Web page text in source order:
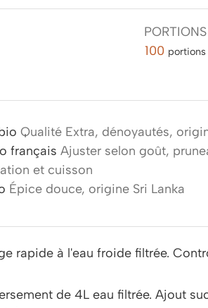
PORTIONS
100 portions
Qualité Extra, dénoyautés,
français Ajuster selon goût,
et cuisson
Épice douce, origine Sri Lanka
rapide à l'eau froide filtrée.
de 4L eau filtrée. Ajout